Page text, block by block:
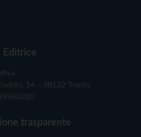
Editrice
14 – 38122 Trento
trasparente